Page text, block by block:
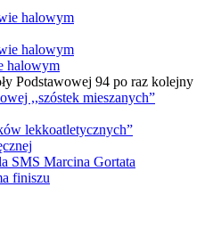
halowym
Podstawowej 94 po raz kolejny
,,szóstek mieszanych”
lekkoatletycznych”
SMS Marcina Gortata
finiszu